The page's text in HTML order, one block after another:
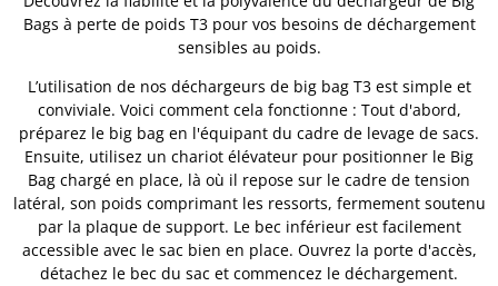
Bags à perte de poids T3 pour vos besoins de déchargement
sensibles au poids.
L’utilisation de nos déchargeurs de big bag T3 est simple et
conviviale. Voici comment cela fonctionne : Tout d'abord,
préparez le big bag en l'équipant du cadre de levage de sacs.
Ensuite, utilisez un chariot élévateur pour positionner le Big
Bag chargé en place, là où il repose sur le cadre de tension
latéral, son poids comprimant les ressorts, fermement soutenu
par la plaque de support. Le bec inférieur est facilement
accessible avec le sac bien en place. Ouvrez la porte d'accès,
détachez le bec du sac et commencez le déchargement.